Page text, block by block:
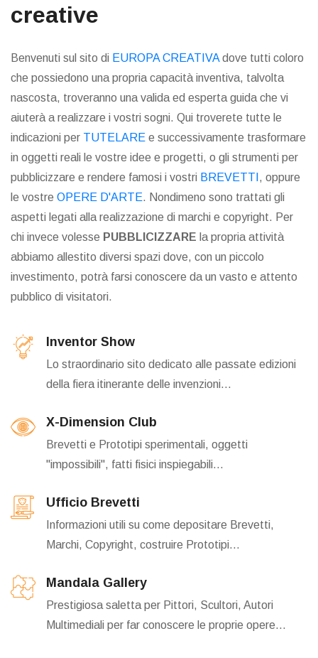
creative
Benvenuti sul sito di EUROPA CREATIVAdove tutti coloro
che possiedono una propria capacità inventiva, talvolta
nascosta, troveranno una valida ed esperta guida che vi
aiuterà a realizzare i vostri sogni. Qui troverete tutte le
indicazioni per TUTELARE e successivamente trasformare
in oggetti reali le vostre idee e progetti, o gli strumenti per
pubblicizzare e rendere famosi i vostri BREVETTI , oppure
le vostre OPERE D'ARTE. Nondimeno sono trattati gli
aspetti legati alla realizzazione di marchi e copyright. Per
chi invece volesse PUBBLICIZZARE la propria attività
abbiamo allestito diversi spazi dove, con un piccolo
investimento, potrà farsi conoscere da un vasto e attento
pubblico di visitatori.
Inventor Show
Lo straordinario sito dedicato alle passate edizioni
della fiera itinerante delle invenzioni...
X-Dimension Club
Brevetti e Prototipi sperimentali, oggetti
"impossibili", fatti fisici inspiegabili...
Ufficio Brevetti
Informazioni utili su come depositare Brevetti,
Marchi, Copyright, costruire Prototipi...
Mandala Gallery
Prestigiosa saletta per Pittori, Scultori, Autori
Multimediali per far conoscere le proprie opere...